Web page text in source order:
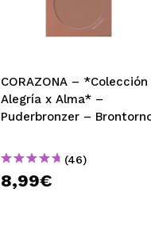
CORAZONA – *Colección
Alegría x Alma* –
Puderbronzer –
(46)
8,99€